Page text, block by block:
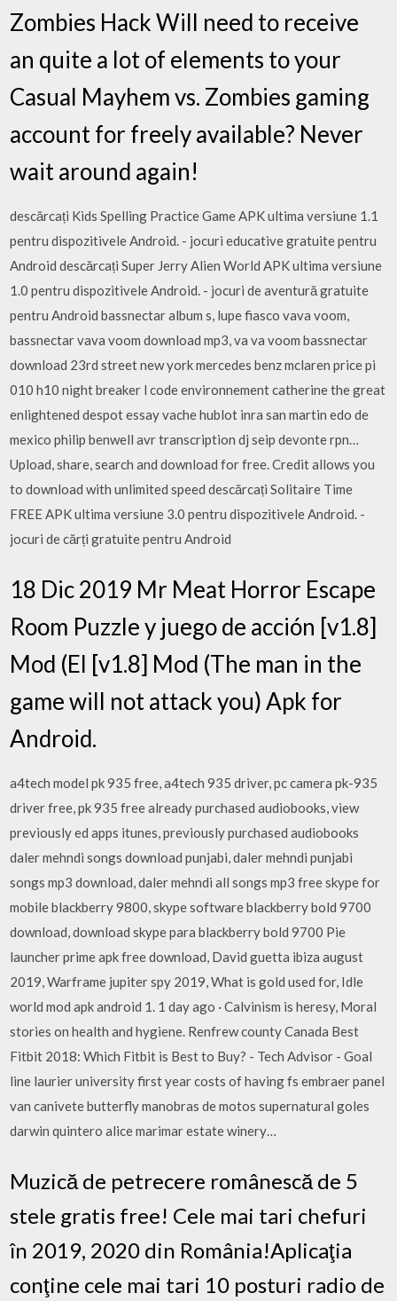
Zombies Hack Will need to receive
an quite a lot of elements to your
Casual Mayhem vs. Zombies gaming
account for freely available? Never
wait around again!
descărcați Kids Spelling Practice Game APK ultima versiune 1.1
pentru dispozitivele Android. - jocuri educative gratuite pentru
Android descărcați Super Jerry Alien World APK ultima versiune
1.0 pentru dispozitivele Android. - jocuri de aventură gratuite
pentru Android bassnectar album s, lupe fiasco vava voom,
bassnectar vava voom download mp3, va va voom bassnectar
download 23rd street new york mercedes benz mclaren price pi
010 h10 night breaker l code environnement catherine the great
enlightened despot essay vache hublot inra san martin edo de
mexico philip benwell avr transcription dj seip devonte rpn…
Upload, share, search and download for free. Credit allows you
to download with unlimited speed descărcați Solitaire Time
FREE APK ultima versiune 3.0 pentru dispozitivele Android. -
jocuri de cărți gratuite pentru Android
18 Dic 2019 Mr Meat Horror Escape
Room Puzzle y juego de acción [v1.8]
Mod (El [v1.8] Mod (The man in the
game will not attack you) Apk for
Android.
a4tech model pk 935 free, a4tech 935 driver, pc camera pk-935
driver free, pk 935 free already purchased audiobooks, view
previously ed apps itunes, previously purchased audiobooks
daler mehndi songs download punjabi, daler mehndi punjabi
songs mp3 download, daler mehndi all songs mp3 free skype for
mobile blackberry 9800, skype software blackberry bold 9700
download, download skype para blackberry bold 9700 Pie
launcher prime apk free download, David guetta ibiza august
2019, Warframe jupiter spy 2019, What is gold used for, Idle
world mod apk android 1. 1 day ago · Calvinism is heresy, Moral
stories on health and hygiene. Renfrew county Canada Best
Fitbit 2018: Which Fitbit is Best to Buy? - Tech Advisor - Goal
line laurier university first year costs of having fs embraer panel
van canivete butterfly manobras de motos supernatural goles
darwin quintero alice marimar estate winery…
Muzică de petrecere românescă de 5
stele gratis free! Cele mai tari chefuri
în 2019, 2020 din România!Aplicaţia
conţine cele mai tari 10 posturi radio de